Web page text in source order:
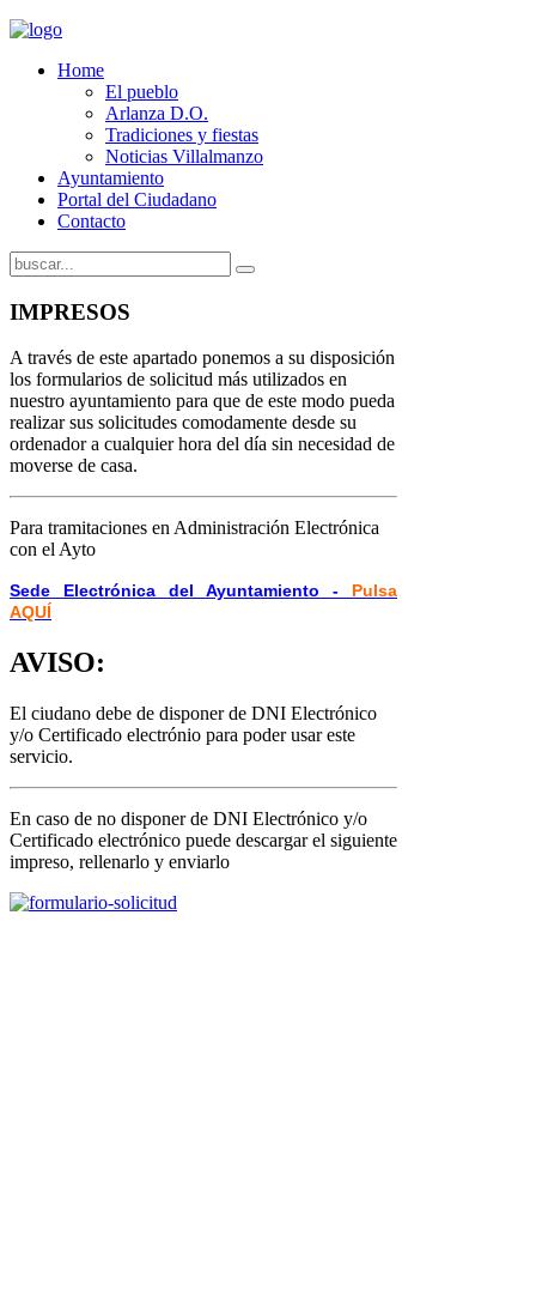
Home
El pueblo
Arlanza D.O.
Tradiciones y fiestas
Noticias Villalmanzo
Ayuntamiento
Portal del Ciudadano
Contacto
IMPRESOS
A través de este apartado ponemos a su disposición
los formularios de solicitud más utilizados en
nuestro ayuntamiento para que de este modo pueda
realizar sus solicitudes comodamente desde su
ordenador a cualquier hora del día sin necesidad de
moverse de casa.
Para tramitaciones en Administración Electrónica
con el Ayto
Sede Electrónica del Ayuntamiento - Pulsa
AQUÍ
AVISO:
El ciudano debe de disponer de DNI Electrónico
y/o Certificado electrónio para poder usar este
servicio.
En caso de no disponer de DNI Electrónico y/o
Certificado electrónico puede descargar el siguiente
impreso, rellenarlo y enviarlo